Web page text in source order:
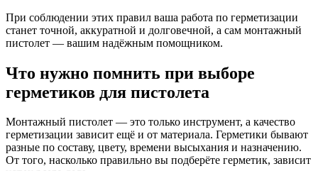
При соблюдении этих правил ваша работа по герметизации
станет точной, аккуратной и долговечной, а сам монтажный
пистолет — вашим надёжным помощником.
Что нужно помнить при выборе
герметиков для пистолета
Монтажный пистолет — это только инструмент, а качество
герметизации зависит ещё и от материала. Герметики бывают
разные по составу, цвету, времени высыхания и назначению.
От того, насколько правильно вы подберёте герметик, зависит